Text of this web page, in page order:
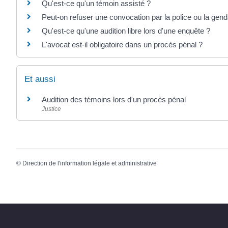
Qu'est-ce qu'un témoin assisté ?
Peut-on refuser une convocation par la police ou la
Qu'est-ce qu'une audition libre lors d'une enquête ?
L'avocat est-il obligatoire dans un procès pénal ?
Et aussi
Audition des témoins lors d'un procès pénal
Justice
© Direction de l'information légale et administrative